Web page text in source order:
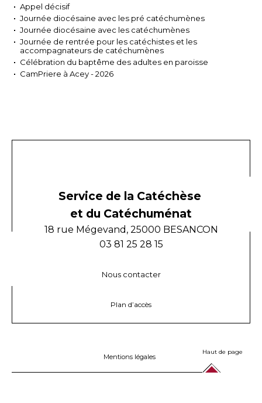
Appel décisif
Journée diocésaine avec les pré catéchumènes
Journée diocésaine avec les catéchumènes
Journée de rentrée pour les catéchistes et les
accompagnateurs de catéchumènes
Célébration du baptême des adultes en paroisse
CamPriere à Acey - 2026
Service de la Catéchèse
et du Catéchuménat
18 rue Mégevand, 25000 BESANCON
03 81 25 28 15
Nous contacter
Plan d’accès
Mentions légales
Haut de page